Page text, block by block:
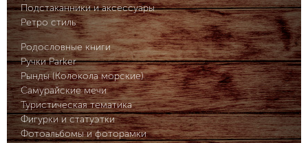
Подстаканники и аксессуары
Ретро стиль
Родословные книги
Ручки Parker
Рынды (Колокола морские)
Самурайские мечи
Туристическая тематика
Фигурки и статуэтки
Фотоальбомы и фоторамки